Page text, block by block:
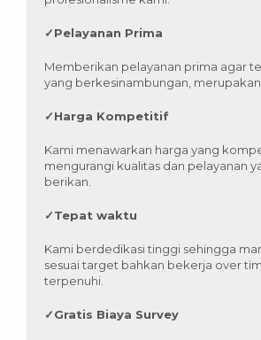
✓Pelayanan Prima
Memberikan pelayanan prima agar
yang berkesinambungan,
✓Harga Kompetitif
Kami menawarkan harga yang
mengurangi kualitas dan pelayanan
berikan.
✓Tepat waktu
Kami berdedikasi tinggi sehingga
sesuai target bahkan bekerja over
terpenuhi.
✓Gratis Biaya Survey